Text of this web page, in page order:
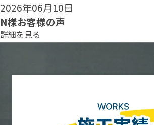
2026年06月08日
N様お客様の声
詳細を見る